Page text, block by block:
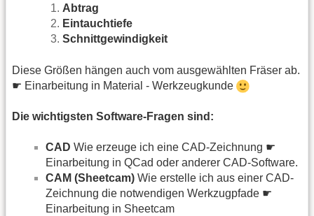
Abtrag
Eintauchtiefe
Schnittgewindigkeit
Diese Größen hängen auch vom ausgewählten Fräser ab.
☛ Einarbeitung in Material - Werkzeugkunde
Die wichtigsten Software-Fragen sind:
CAD Wie erzeuge ich eine CAD-Zeichnung ☛
Einarbeitung in QCad oder anderer CAD-Software.
CAM (Sheetcam) Wie erstelle ich aus einer CAD-
Zeichnung die notwendigen Werkzugpfade ☛
Einarbeitung in Sheetcam